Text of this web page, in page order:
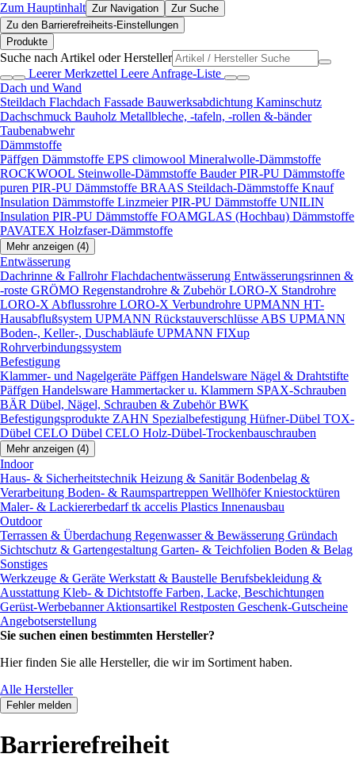
Zum Hauptinhalt Zur Navigation
Zur Suche
Zu den Barrierefreiheits-Einstellungen
Produkte
Suche nach Artikel oder Hersteller
Leerer Merkzettel Leere Anfrage-Liste
Dach und Wand
Steildach Flachdach Fassade Bauwerksabdichtung Kaminschutz
Dachschmuck Bauholz Metallbleche, -tafeln, -rollen &-bänder
Taubenabwehr
Dämmstoffe
Päffgen Dämmstoffe EPS climowool Mineralwolle-Dämmstoffe
ROCKWOOL Steinwolle-Dämmstoffe Bauder PIR-PU Dämmstoffe
puren PIR-PU Dämmstoffe BRAAS Steildach-Dämmstoffe Knauf
Insulation Dämmstoffe Linzmeier PIR-PU Dämmstoffe UNILIN
Insulation PIR-PU Dämmstoffe FOAMGLAS (Hochbau) Dämmstoffe
PAVATEX Holzfaser-Dämmstoffe
Mehr anzeigen (4)
Entwässerung
Dachrinne & FallrohrFlachdachentwässerung Entwässerungsrinnen &
-roste GRÖMO Regenstandrohre & ZubehörLORO-X Standrohre
LORO-X Abflussrohre LORO-X Verbundrohre UPMANN HT-
Hausabflußsystem UPMANN Rückstauverschlüsse ABS UPMANN
Boden-, Keller-, Duschabläufe UPMANN FIXup
Rohrverbindungssystem
Befestigung
Klammer- und Nagelgeräte Päffgen Handelsware Nägel & Drahtstifte
Päffgen Handelsware Hammertacker u. Klammern SPAX-Schrauben
BÄR Dübel, Nägel, Schrauben & ZubehörBWK
Befestigungsprodukte ZAHN Spezialbefestigung Hüfner-Dübel TOX-
Dübel CELO Dübel CELO Holz-Dübel-Trockenbauschrauben
Mehr anzeigen (4)
Indoor
Haus- & Sicherheitstechnik Heizung & SanitärBodenbelag &
Verarbeitung Boden- & Raumspartreppen Wellhöfer Kniestocktüren
Maler- & Lackiererbedarftk accelis Plastics Innenausbau
Outdoor
Terrassen & Überdachung Regenwasser & Bewässerung Gründach
Sichtschutz & Gartengestaltung Garten- & Teichfolien Boden & Belag
Sonstiges
Werkzeuge & Geräte Werkstatt & Baustelle Berufsbekleidung &
Ausstattung Kleb- & Dichtstoffe Farben, Lacke, Beschichtungen
Gerüst-WerbebannerAktionsartikel Restposten Geschenk-Gutscheine
Angebotserstellung
Sie suchen einen bestimmten Hersteller?
Hier finden Sie alle Hersteller, die wir im Sortiment haben.
Alle Hersteller
Fehler melden
Barrierefreiheit